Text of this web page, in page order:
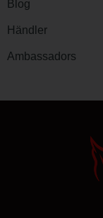
Blog
Händler
Ambassadors